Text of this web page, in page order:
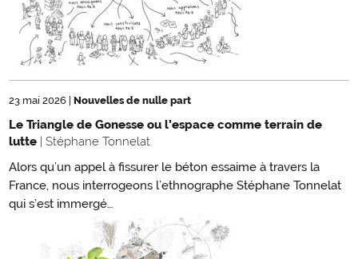
23 mai 2026 Nouvelles de nulle part
Le Triangle de Gonesse ou l’espace comme terrain de
lutte | Stéphane Tonnelat
Alors qu’un appel à fissurer le béton essaime à travers la
France, nous interrogeons l’ethnographe Stéphane Tonnelat
qui s’est immergé…